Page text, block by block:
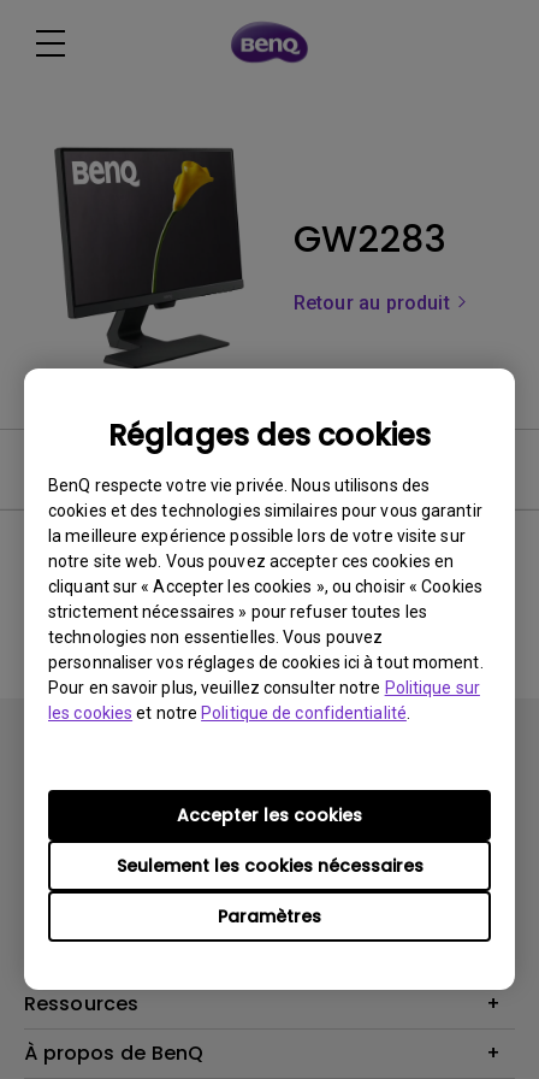
Réglages des cookies
BenQ respecte votre vie privée. Nous utilisons des
cookies et des technologies similaires pour vous garantir
la meilleure expérience possible lors de votre visite sur
notre site web. Vous pouvez accepter ces cookies en
cliquant sur « Accepter les cookies », ou choisir « Cookies
strictement nécessaires » pour refuser toutes les
technologies non essentielles. Vous pouvez
personnaliser vos réglages de cookies ici à tout moment.
Pour en savoir plus, veuillez consulter notre Politique sur
les cookies et notre Politique de confidentialité
Paramètres
Seulement les cookies nécessaires
Accepter les cookies
GW2283
Retour au produit
Aucune FAQ associée
Vidéoprojecteurs
Haut-parleur
Solutions
Contactez-nous
Recycling
Ressources
Centre de connaissances
À propos de BenQ